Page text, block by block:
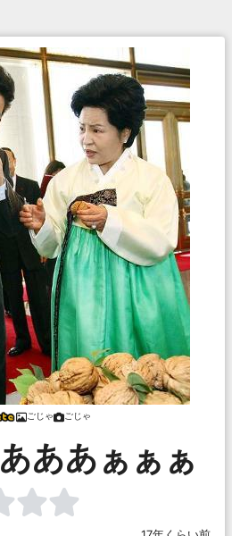
ごじゃ ごじゃ
ああぁぁぁ